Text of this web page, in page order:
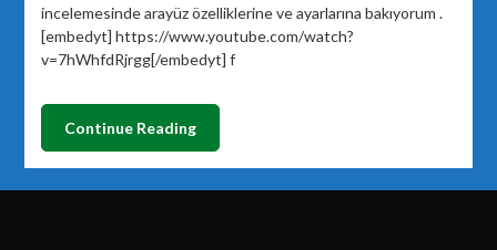
incelemesinde arayüz özelliklerine ve ayarlarına bakıyorum .
[embedyt] https://www.youtube.com/watch?
v=7hWhfdRjrgg[/embedyt] f
Continue Reading